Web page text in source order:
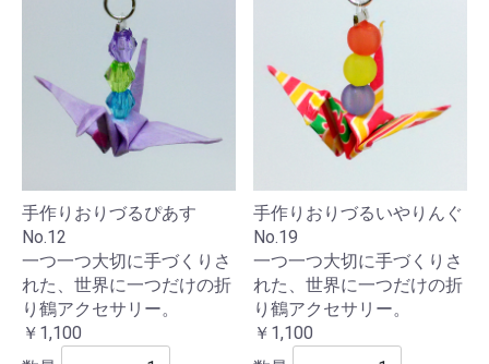
手作りおりづるぴあす
No.12
一つ一つ大切に手づくりさ
れた、世界に一つだけの折
り鶴アクセサリー。
￥1,100
手作りおりづるいやりんぐ
No.19
一つ一つ大切に手づくりさ
れた、世界に一つだけの折
り鶴アクセサリー。
￥1,100